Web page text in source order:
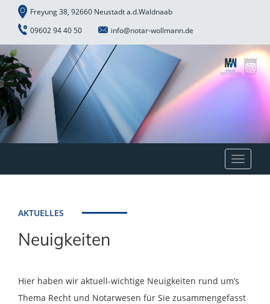
Freyung 38, 92660 Neustadt a.d.Waldnaab
09602 94 40 50
info@notar-wollmann.de
Toggle
AKTUELLES
Neuigkeiten
Hier haben wir aktuell-wichtige Neuigkeiten rund um’s
Thema Recht und Notarwesen für Sie zusammengefasst